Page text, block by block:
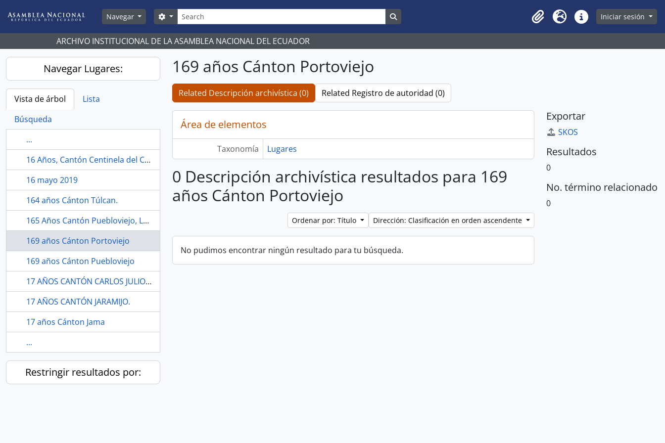
Navegar
Búsqueda
Search options
Clipboard
Idioma Enlaces rápidos
Iniciar sesión
ARCHIVO INSTITUCIONAL DE LA ASAMBLEA NACIONAL DEL ECUADOR
Navegar Lugares:
Vista de árbol
Lista
Búsqueda
...
16 Años, Cantón Centinela del Cóndor, Zamora Chinchipe.
16 mayo 2019
164 años Cánton Túlcan.
165 Años Cantón Puebloviejo, Los Ríos.
169 años Cánton Portoviejo
169 años Cánton Puebloviejo
17 AÑOS CANTÓN CARLOS JULIO AROSEMENA TOLA.
17 AÑOS CANTÓN JARAMIJO.
17 años Cánton Jama
...
Restringir resultados por:
169 años Cánton Portoviejo
Related Descripción archivística (0) Related Registro de autoridad (0)
Área de elementos
Taxonomía Lugares
0 Descripción archivística resultados para 169
años Cánton Portoviejo
Ordenar por: Título Dirección: Clasificación en orden ascendente
No pudimos encontrar ningún resultado para tu búsqueda.
Exportar
SKOS
Resultados
0
No. término relacionado
0